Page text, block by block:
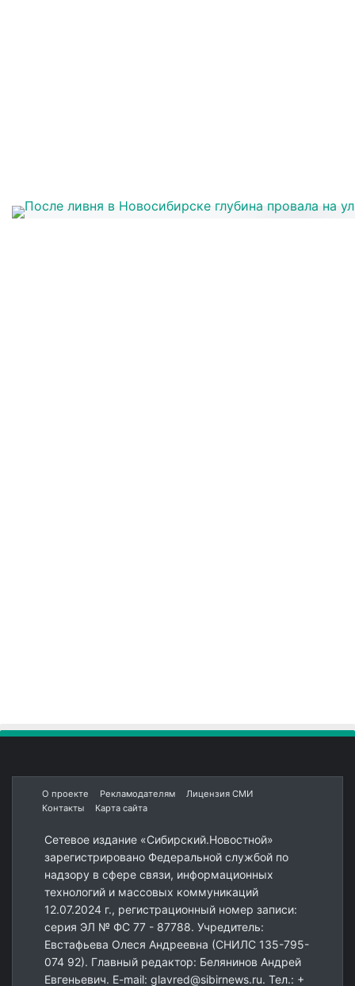
О проекте Рекламодателям
Лицензия СМИ
Контакты
Карта сайта
Сетевое издание «Сибирский.Новостной»
зарегистрировано Федеральной службой по
надзору в сфере связи, информационных
технологий и массовых коммуникаций
12.07.2024 г., регистрационный номер записи:
серия ЭЛ № ФС 77 - 87788. Учредитель:
Евстафьева Олеся Андреевна (СНИЛС 135-795-
074 92). Главный редактор: Белянинов Андрей
Евгеньевич. E-mail: glavred@sibirnews.ru. Тел.: +